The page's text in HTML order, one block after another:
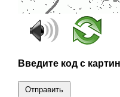
Введите код с
Отправить